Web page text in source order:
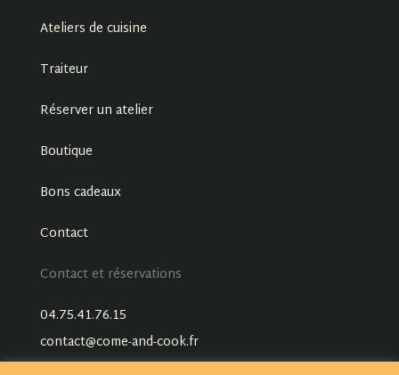
Ateliers de cuisine
Traiteur
Réserver un atelier
Boutique
Bons cadeaux
Contact
Contact et réservations
04.75.41.76.15
contact@come-and-cook.fr